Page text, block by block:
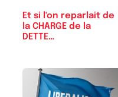
Et si l'on reparlait de
la CHARGE de la
DETTE…